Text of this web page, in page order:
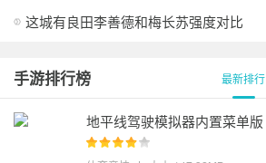
这城有良田李善德和梅长苏强度对比
手游排行榜 最新排行
地平线驾驶模拟器内置菜单版